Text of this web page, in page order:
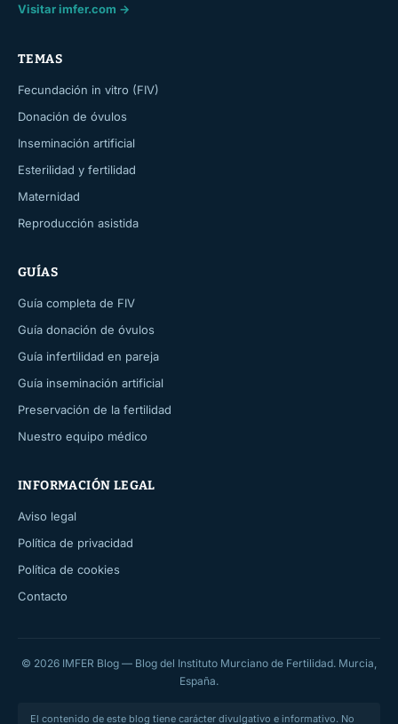
Visitar imfer.com →
TEMAS
Fecundación in vitro (FIV)
Donación de óvulos
Inseminación artificial
Esterilidad y fertilidad
Maternidad
Reproducción asistida
GUÍAS
Guía completa de FIV
Guía donación de óvulos
Guía infertilidad en pareja
Guía inseminación artificial
Preservación de la fertilidad
Nuestro equipo médico
INFORMACIÓN LEGAL
Aviso legal
Política de privacidad
Política de cookies
Contacto
© 2026 IMFER Blog — Blog del Instituto Murciano de Fertilidad. Murcia,
España.
El contenido de este blog tiene carácter divulgativo e informativo. No